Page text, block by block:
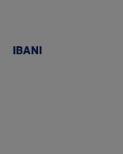
IBANI